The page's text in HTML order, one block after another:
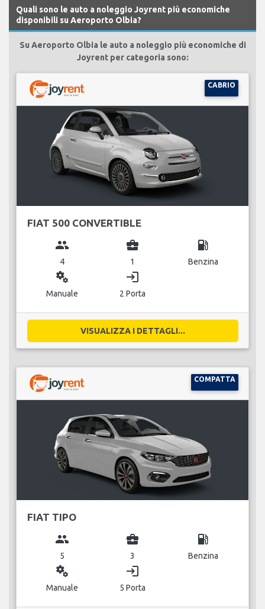
Quali sono le auto a noleggio Joyrent più economiche
disponibili su Aeroporto Olbia?
Su Aeroporto Olbia le auto a noleggio più economiche di
Joyrent per categoria sono:
CABRIO
FIAT 500 CONVERTIBLE
group
4
business_center
1
local_gas_station
Benzina
miscellaneous_services
Manuale
login
2 Porta
VISUALIZZA I DETTAGLI...
COMPATTA
FIAT TIPO
group
5
business_center
3
local_gas_station
Benzina
miscellaneous_services
Manuale
login
5 Porta